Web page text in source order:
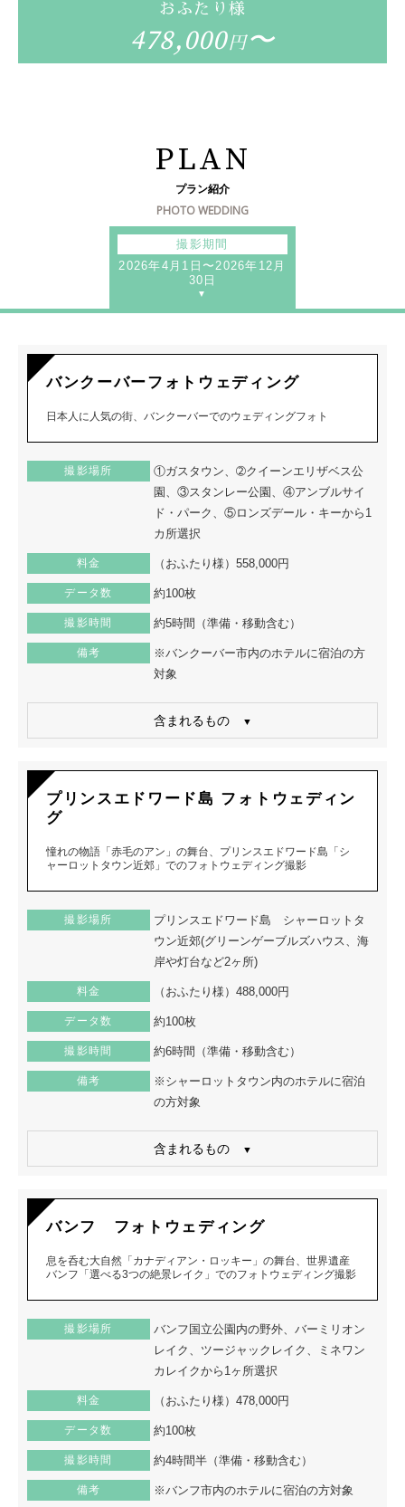
おふたり様
478,000円〜
PLAN
プラン紹介
PHOTO WEDDING
撮影期間
2026年4月1日〜2026年12月
30日
バンクーバーフォトウェディング
日本人に人気の街、バンクーバーでのウェディングフォト
撮影場所
①ガスタウン、➁クイーンエリザベス公
園、③スタンレー公園、④アンブルサイ
ド・パーク、⑤ロンズデール・キーから1
カ所選択
料金 （おふたり様）558,000円
データ数 約100枚
撮影時間 約5時間（準備・移動含む）
備考
※バンクーバー市内のホテルに宿泊の方
対象
含まれるもの
プリンスエドワード島 フォトウェディン
グ
憧れの物語「赤毛のアン」の舞台、プリンスエドワード島「シ
ャーロットタウン近郊」でのフォトウェディング撮影
撮影場所
プリンスエドワード島 シャーロットタ
ウン近郊(グリーンゲーブルズハウス、海
岸や灯台など2ヶ所)
料金 （おふたり様）488,000円
データ数 約100枚
撮影時間 約6時間（準備・移動含む）
備考
※シャーロットタウン内のホテルに宿泊
の方対象
含まれるもの
バンフ フォトウェディング
息を呑む大自然「カナディアン・ロッキー」の舞台、世界遺産
バンフ「選べる3つの絶景レイク」でのフォトウェディング撮影
撮影場所
バンフ国立公園内の野外、バーミリオン
レイク、ツージャックレイク、ミネワン
カレイクから1ヶ所選択
料金 （おふたり様）478,000円
データ数 約100枚
撮影時間 約4時間半（準備・移動含む）
備考 ※バンフ市内のホテルに宿泊の方対象